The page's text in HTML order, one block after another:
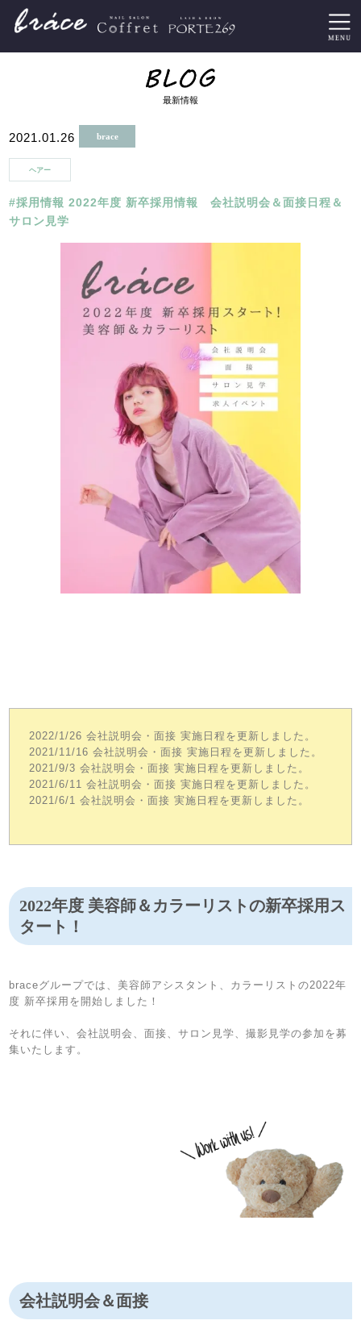
最新情報
2021.01.26 brace
ヘアー
#採用情報 2022年度 新卒採用情報 会社説明会＆面接日程＆
サロン見学
2022/1/26 会社説明会・面接 実施日程を更新しました。
2021/11/16 会社説明会・面接 実施日程を更新しました。
2021/9/3 会社説明会・面接 実施日程を更新しました。
2021/6/11 会社説明会・面接 実施日程を更新しました。
2021/6/1 会社説明会・面接 実施日程を更新しました。
2022年度 美容師＆カラーリストの新卒採用ス
タート！
braceグループでは、美容師アシスタント、カラーリストの2022年
度 新卒採用を開始しました！
それに伴い、会社説明会、面接、サロン見学、撮影見学の参加を募
集いたします。
会社説明会＆面接